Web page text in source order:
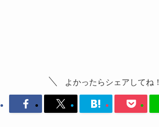
よかったらシェアしてね！